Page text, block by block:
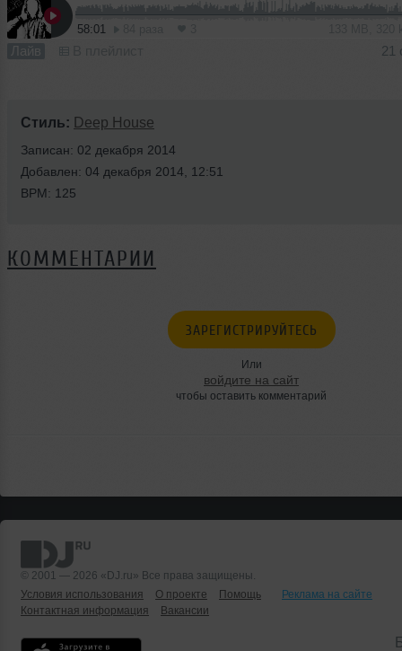
58:01
Лайв 21
Стиль: Deep House
Записан: 02 декабря 2014
Добавлен: 04 декабря 2014, 12:51
BPM: 125
КОММЕНТАРИИ
ЗАРЕГИСТРИРУЙТЕСЬ
Или
войдите на сайт
чтобы оставить комментарий
© 2001 — 2026 «DJ.ru» Все права защищены.
Условия использования
О проекте Помощь
Реклама на сайте
Контактная информация
Вакансии